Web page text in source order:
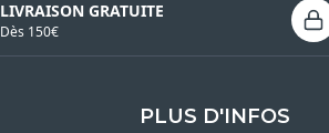
LIVRAISON GRATUITE
Dès 150€
PLUS D'INFOS